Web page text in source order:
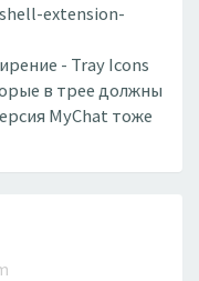
extension-
- Tray Icons
в трее должны
MyChat тоже